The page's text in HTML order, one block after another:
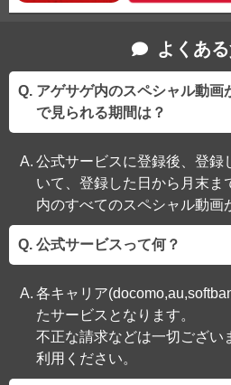
よくあ
アゲサゲ内のスペシャル動画
で見られる期間は？
公式サービスに登録後、登録
いて、登録した日から月末ま
内のすべてのスペシャル動画
公式サービスって何？
各キャリア
たサービスとなります。
不正な請求などは一切ござい
利用ください。